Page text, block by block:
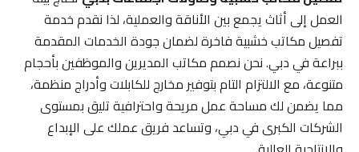
العمل إلى أثاث يجمع بين الأناقة والعملية، لذا نقدم خدمة
تفصيل مكاتب خشبية فاخرة لضمان جودة الخدمات المقدمة
ببراعة في دبي. نحن نصمم مكاتب المديرين والموظفين بأحجام
متنوعة، مع الالتزام التام بتوفير مخارج للكابلات وأدراج منظمة،
مما يضمن لك مساحة عمل مريحة واحترافية تليق بمستوى
الشركات الكبرى في دبي، وتساعد فريق عملك على الإبداع